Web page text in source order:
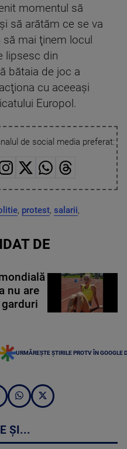
momentul să
să arătăm ce se va
mai ţinem locul
lipsesc din
bătaia de joc a
cu aceeaşi
Europol.
de social media preferat:
, protest, salarii,
DE
nu are
URMĂREȘTE ȘTIRILE PROTV ÎN GOOGLE
ȘI...